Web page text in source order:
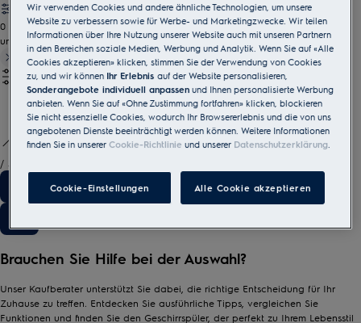
0
undefined
/ 3
Brauchen Sie Hilfe bei der Auswahl?
Unser Kaufberater unterstützt Sie dabei, die richtige Entscheidung für Ihr
Zuhause zu treffen. Entdecken Sie ausführliche Tipps, vergleichen Sie
Funktionen und finden Sie den Geschirrspüler, der perfekt zu Ihrem Lebensstil
Wir verwenden Cookies und andere ähnliche Technologien, um unsere
Website zu verbessern sowie für Werbe- und Marketingzwecke. Wir teilen
Informationen über Ihre Nutzung unserer Website auch mit unseren Partnern
in den Bereichen soziale Medien, Werbung und Analytik. Wenn Sie auf «Alle
Cookies akzeptieren» klicken, stimmen Sie der Verwendung von Cookies
zu, und wir können Ihr Erlebnisauf der Website personalisieren,
Sonderangebote individuell anpassen und Ihnen personalisierte Werbung
anbieten. Wenn Sie auf «Ohne Zustimmung fortfahren» klicken, blockieren
Sie nicht essenzielle Cookies, wodurch Ihr Browsererlebnis und die von uns
angebotenen Dienste beeinträchtigt werden können. Weitere Informationen
finden Sie in unsererCookie-Richtlinie und unserer Datenschutzerklärung.
Cookie-Einstellungen Alle Cookie akzeptieren